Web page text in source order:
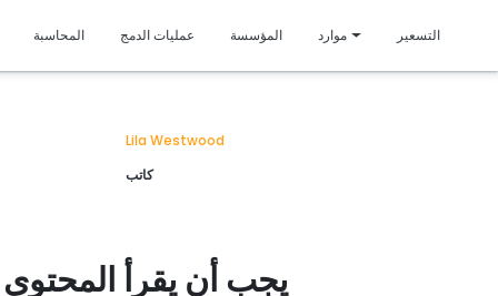
المحاسبة عمليات الدمج المؤسسة موارد التسعير
Lila Westwood
كاتب
يجب أن يقرأ المحتوى